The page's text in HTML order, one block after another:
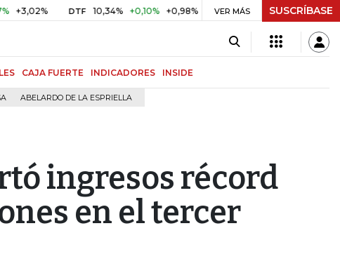
DTF 10,34% +0,10% +0,98% UVR $ 416,91 +$ 0,05 +0,01%
VER MÁS SUSCRÍBASE
CAJA FUERTE INDICADORES INSIDE
ABELARDO DE LA ESPRIELLA
ingresos récord
en el tercer